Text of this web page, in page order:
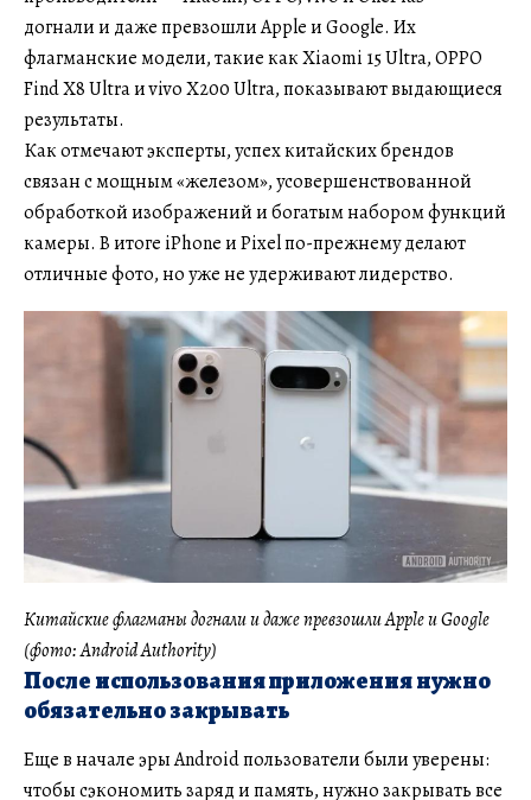
догнали и даже превзошли Apple и Google. Их
флагманские модели, такие как Xiaomi 15 Ultra, OPPO
Find X8 Ultra и vivo X200 Ultra, показывают выдающиеся
результаты.
Как отмечают эксперты, успех китайских брендов
связан с мощным «железом», усовершенствованной
обработкой изображений и богатым набором функций
камеры. В итоге iPhone и Pixel по-прежнему делают
отличные фото, но уже не удерживают лидерство.
Китайские флагманы догнали и даже превзошли Apple и Google
(фото: Android Authority)
После использования приложения нужно
обязательно закрывать
Еще в начале эры Android пользователи были уверены:
чтобы сэкономить заряд и память, нужно закрывать все